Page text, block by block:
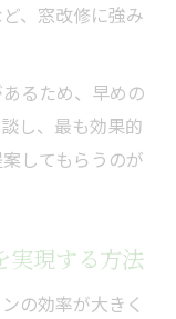
、窓改修に強み
るため、早めの
し、最も効果的
してもらうのが
実現する方法
の効率が大きく